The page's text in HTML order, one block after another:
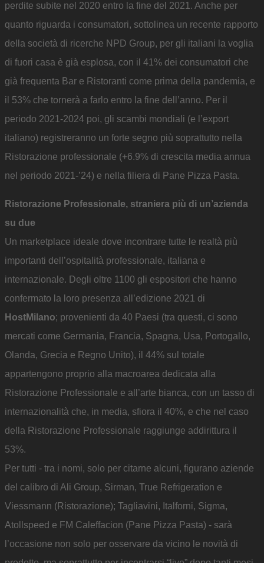
perdite subite nel 2020 entro la fine del 2021. Anche per
quanto riguarda i consumatori, sottolinea un recente rapporto
della società di ricerche NPD Group, per gli italiani la voglia
di fuori casa è già esplosa, con il 41% dei consumatori che
già frequenta Bar e Ristoranti come prima della pandemia, e
il 53% che tornerà a farlo entro la fine dell’anno. Per il
periodo 2021-2024 poi, gli scambi mondiali (e l’export
italiano) registreranno un forte segno più soprattutto nella
Ristorazione professionale (+6.9% di crescita media annua
nel periodo 2021-’24) e nella filiera di Pane Pizza Pasta.
Ristorazione Professionale, straniera più di un’azienda
su due
Un marketplace ideale dove incontrare tutte le realtà più
importanti dell’ospitalità professionale, italiana e
internazionale. Degli oltre 1100 gli espositori che hanno
confermato la loro presenza all’edizione 2021 di
HostMilano; provenienti da 40 Paesi (tra questi, ci sono
mercati come Germania, Francia, Spagna, Usa, Portogallo,
Olanda, Grecia e Regno Unito), il 44% sul totale
appartengono proprio alla macroarea dedicata alla
Ristorazione Professionale e all’arte bianca, con un tasso di
internazionalità che, in media, sfiora il 40%, e che nel caso
della Ristorazione Professionale raggiunge addirittura il
53%.
Per tutti - tra i nomi, solo per citarne alcuni, figurano aziende
del calibro di Ali Group, Sirman, True Refrigeration e
Viessmann (Ristorazione); Tagliavini, Italforni, Sigma,
Atollspeed e FM Caleffacion (Pane Pizza Pasta) - sarà
l’occasione non solo per osservare da vicino le novità di